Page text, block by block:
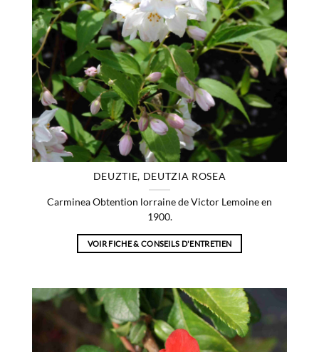
DEUZTIE, DEUTZIA ROSEA
Carminea Obtention lorraine de Victor Lemoine en
1900.
VOIR FICHE & CONSEILS D'ENTRETIEN